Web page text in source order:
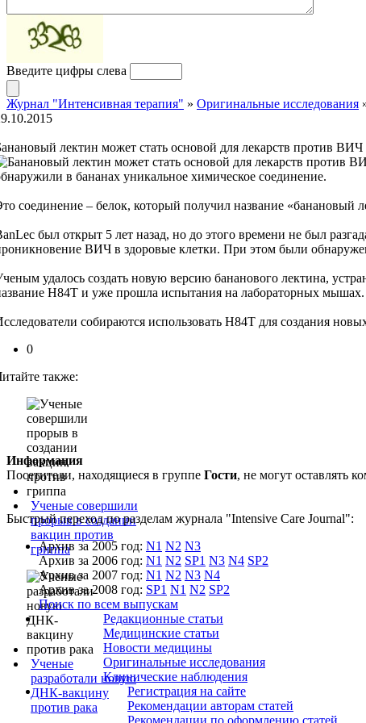
Введите цифры слева
Журнал "Интенсивная терапия" » Оригинальные исследования
лектин может стать основой для лекарств против ВИЧ
в бананах уникальное химическое соединение.
соединение – белок, который получил название «банановый
был открыт 5 лет назад, но до этого времени не был
ВИЧ в здоровые клетки. При этом были
удалось создать новую версию бананового лектина,
H84T и уже прошла испытания на лабораторных мышах.
собираются использовать H84T для создания
0
также:
Ученые совершили
прорыв в создании
вакцин против
гриппа
Ученые
разработали новую
ДНК-вакцину
против рака
Информация
Посетители, находящиеся в группе Гости, не могут оставлять
Быстрый переход по разделам журнала "Intensive Care Journal":
Архив за 2005 год: N1 N2 N3
Архив за 2006 год: N1 N2 SP1 N3 N4 SP2
Архив за 2007 год: N1 N2 N3 N4
Архив за 2008 год: SP1 N1 N2 SP2
Поиск по всем выпускам
Редакционные статьи
Медицинские статьи
Новости медицины
Оригинальные исследования
Клинические наблюдения
Регистрация на сайте
Рекомендации авторам статей
Рекомендации по оформлению статей